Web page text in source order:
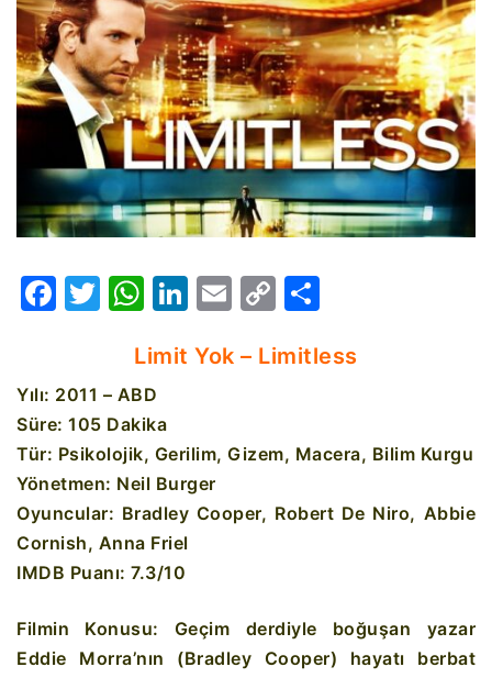
Facebook
Twitter
WhatsApp
LinkedIn
Email
Copy
Limit Yok – Limitless
Yılı: 2011 – ABD
Süre: 105 Dakika
Tür: Psikolojik, Gerilim, Gizem, Macera, Bilim Kurgu
Yönetmen: Neil Burger
Oyuncular: Bradley Cooper, Robert De Niro, Abbie
Cornish, Anna Friel
IMDB Puanı: 7.3/10
Filmin Konusu: Geçim derdiyle boğuşan yazar
Eddie Morra’nın (Bradley Cooper) hayatı berbat